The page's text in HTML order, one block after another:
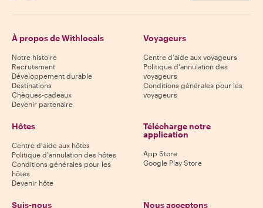
À propos de Withlocals
Notre histoire
Recrutement
Développement durable
Destinations
Chèques-cadeaux
Devenir partenaire
Voyageurs
Centre d'aide aux voyageurs
Politique d'annulation des
voyageurs
Conditions générales pour les
voyageurs
Hôtes
Centre d'aide aux hôtes
Politique d'annulation des hôtes
Conditions générales pour les
hôtes
Devenir hôte
Télécharge notre
application
App Store
Google Play Store
Suis-nous Nous acceptons